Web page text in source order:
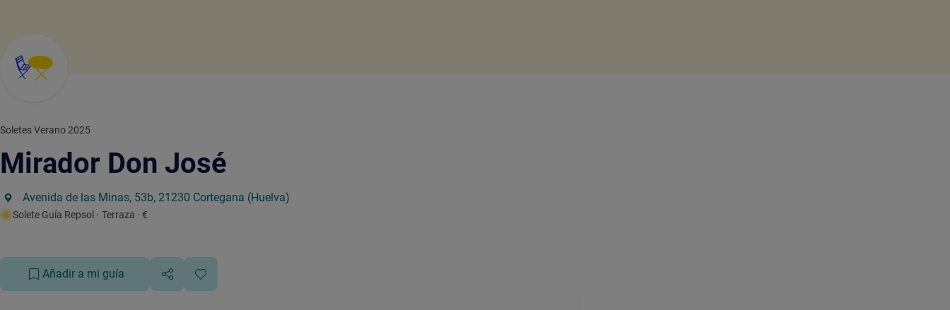
Soletes Verano 2025
Mirador Don José
Avenida de las Minas, 53b, 21230 Cortegana (Huelva)
Solete Guía Repsol · Terraza · €
Añadir a mi guía